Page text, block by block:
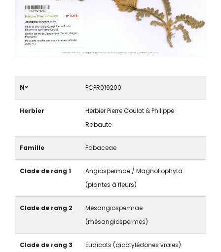
N° PCPR019200
Herbier
Herbier Pierre Coulot & Philippe
Rabaute
Famille Fabaceae
Clade de rang 1
Angiospermae / Magnoliophyta
(plantes à fleurs)
Clade de rang 2
Mesangiospermae
(mésangiospermes)
Clade de rang 3 Eudicots (dicotylédones vraies)